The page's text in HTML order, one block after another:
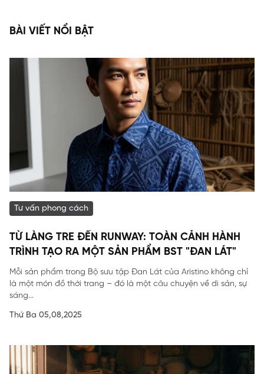
BÀI VIẾT NỔI BẬT
Tư vấn phong cách
TỪ LÀNG TRE ĐẾN RUNWAY: TOÀN CẢNH HÀNH
TRÌNH TẠO RA MỘT SẢN PHẨM BST "ĐAN LÁT"
Mỗi sản phẩm trong Bộ sưu tập Đan Lát của Aristino không chỉ
là một món đồ thời trang – đó là một câu chuyện về di sản, sự
sáng...
Thứ Ba 05,08,2025